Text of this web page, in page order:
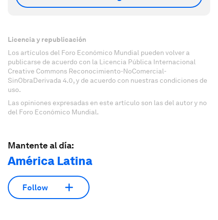
Licencia y republicación
Los artículos del Foro Económico Mundial pueden volver a
publicarse de acuerdo con la Licencia Pública Internacional
Creative Commons Reconocimiento-NoComercial-
SinObraDerivada 4.0, y de acuerdo con nuestras condiciones de
uso.
Las opiniones expresadas en este artículo son las del autor y no
del Foro Económico Mundial.
Mantente al día:
América Latina
Follow